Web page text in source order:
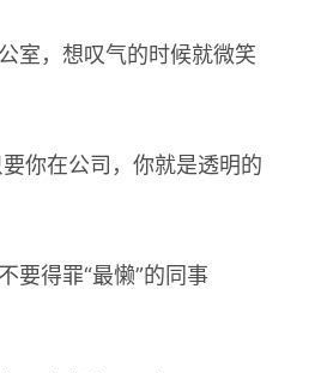
，想叹气的时候就微笑
你在公司，你就是透明的
得罪“最懒”的同事